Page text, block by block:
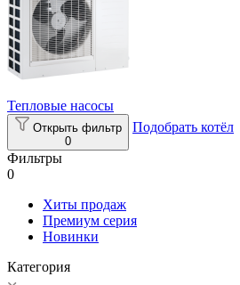
Тепловые насосы
Открыть фильтр
0
Подобрать котёл
Фильтры
0
Хиты продаж
Премиум серия
Новинки
Категория